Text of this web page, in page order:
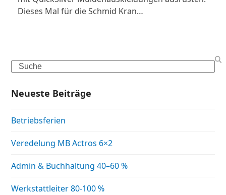
Dieses Mal für die Schmid Kran…
Search
Neueste Beiträge
Betriebsferien
Veredelung MB Actros 6×2
Admin & Buchhaltung 40–60 %
Werkstattleiter 80-100 %